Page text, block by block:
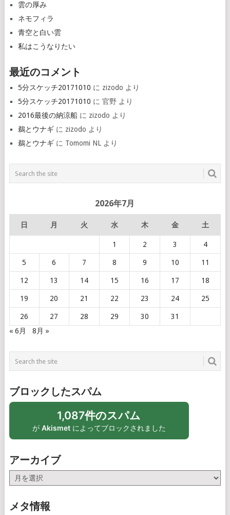
雲の厚み
ネモフィラ
青空と白い雲
私はこうなりたい
最近のコメント
5分スケッチ20171010 に zizodo より
5分スケッチ20171010 に 官野 より
2016最後の納涼船に zizodo より
鵜とウナギに zizodo より
鵜とウナギに Tomomi NLより
2026年7月
日 月 火 水 木 金 土
1 2 3 4
5 6 7 8 9 10 11
12 13 14 15 16 17 18
19 20 21 22 23 24 25
26 27 28 29 30
31
« 6月
8月 »
ブロックしたスパム
1,087件のスパム
が Akismetによってブロックされました
アーカイブ
ー
イ
メタ情報